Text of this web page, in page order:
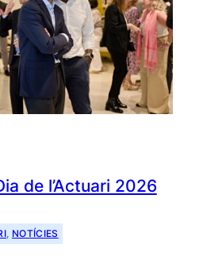
de l’Actuari 2026
, NOTÍCIES